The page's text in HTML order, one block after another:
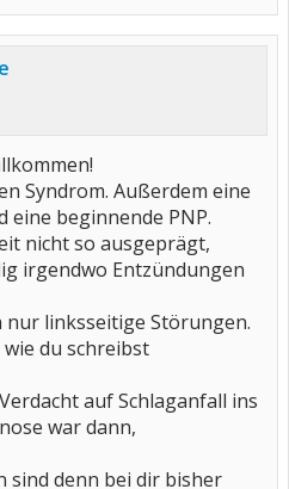
Syndrom. Außerdem eine
beginnende PNP.
nicht so ausgeprägt,
irgendwo Entzündungen
linksseitige Störungen.
du schreibst
auf Schlaganfall ins
war dann,
sind denn bei dir bisher